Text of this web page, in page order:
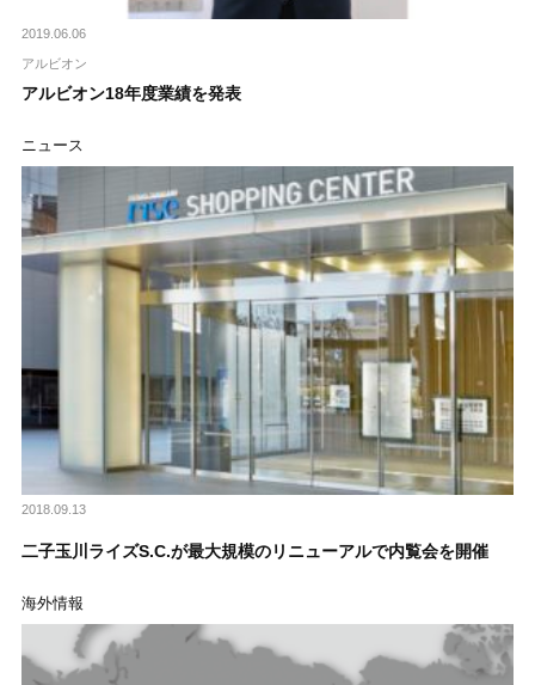
2019.06.06
アルビオン
アルビオン18年度業績を発表
ニュース
2018.09.13
二子玉川ライズS.C.が最大規模のリニューアルで内覧会を開催
海外情報